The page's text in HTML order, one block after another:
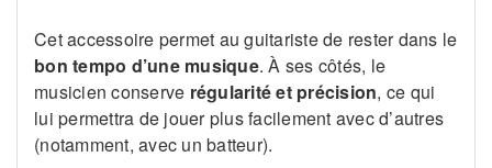
Cet accessoire permet au guitariste de rester dans le
bon tempo d’une musique. À ses côtés, le
musicien conserve régularité et précision, ce qui
lui permettra de jouer plus facilement avec d’autres
(notamment, avec un batteur).